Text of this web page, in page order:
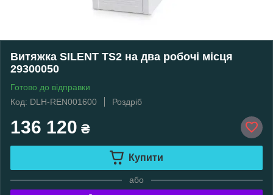
Витяжка SILENT TS2 на два робочі місця
29300050
Готово до відправки
Код: DLH-REN001600
Роздріб
136 120 ₴
Купити
або